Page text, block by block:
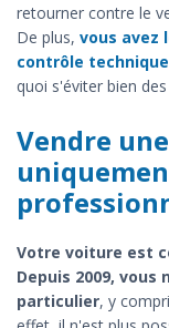
retourner contre le
De plus, vous avez
contrôle technique
quoi s'éviter bien
Vendre
Votre voiture est
Depuis 2009, vous
particulier, y